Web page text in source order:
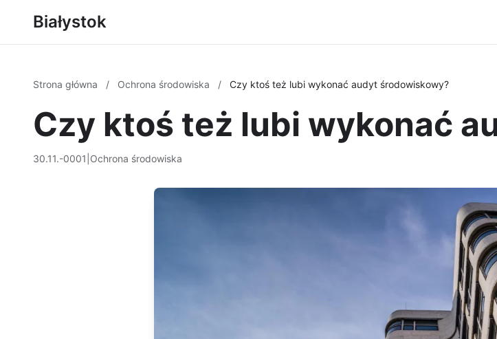
Białystok
Strona główna / Ochrona środowiska / Czy ktoś też lubi wykonać audyt środowiskowy?
Czy ktoś też lubi wykonać
30.11.-0001 Ochrona środowiska